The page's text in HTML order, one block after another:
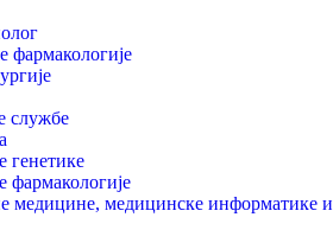
фармакологије
службе
генетике
медицине, медицинске информатике и